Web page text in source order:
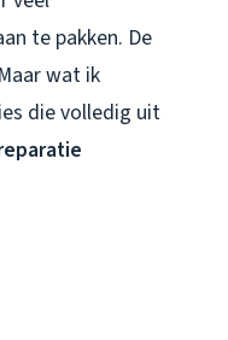
te pakken. De
wat ik
die volledig uit